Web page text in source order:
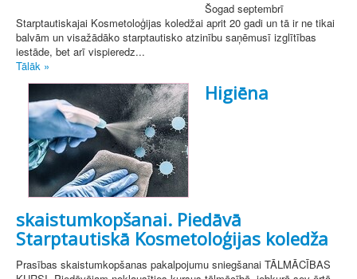
Šogad septembrī
Starptautiskajai Kosmetoloģijas koledžai aprit 20 gadi un tā ir ne tikai
balvām un visažādāko starptautisko atzinību saņēmusī izglītības
iestāde, bet arī vispieredz...
Tālāk »
Higiēna
skaistumkopšanai. Piedāvā
Starptautiskā Kosmetoloģijas koledža
Prasības skaistumkopšanas pakalpojumu sniegšanai TĀLMĀCĪBAS